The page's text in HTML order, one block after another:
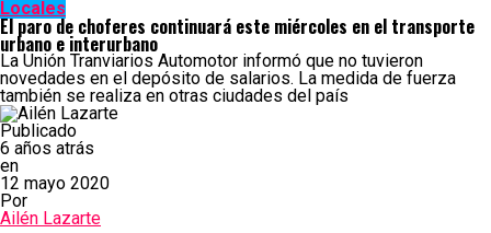
Locales
El paro de choferes continuará este miércoles en el transporte
urbano e interurbano
La Unión Tranviarios Automotor informó que no tuvieron
novedades en el depósito de salarios. La medida de fuerza
también se realiza en otras ciudades del país
Publicado
6 años atrás
en
12 mayo 2020
Por
Ailén Lazarte